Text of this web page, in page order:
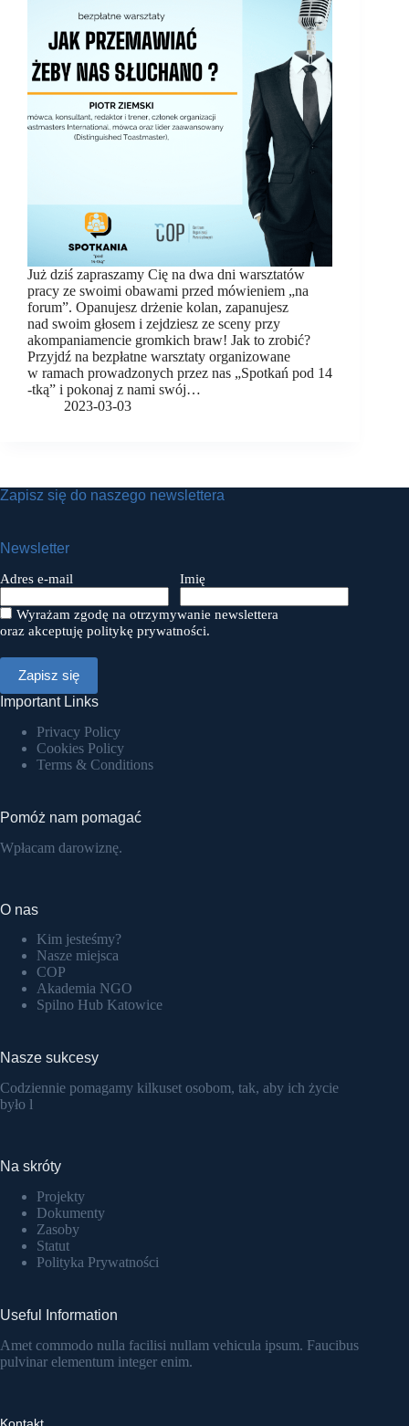
Już dziś zapraszamy Cię na dwa dni warsztatów
pracy ze swoimi obawami przed mówieniem „na
forum”. Opanujesz drżenie kolan, zapanujesz
nad swoim głosem i zejdziesz ze sceny przy
akompaniamencie gromkich braw! Jak to zrobić?
Przyjdź na bezpłatne warsztaty organizowane
w ramach prowadzonych przez nas „Spotkań pod 14
-tką” i pokonaj z nami swój…
2023-03-03
Zapisz się do naszego newslettera
Newsletter
Adres e-mail Imię
Wyrażam zgodę na otrzymywanie newslettera
oraz akceptuję politykę prywatności.
Important Links
Privacy Policy
Cookies Policy
Terms & Conditions
Pomóż nam pomagać
Wpłacam darowiznę.
O nas
Kim jesteśmy?
Nasze miejsca
COP
Akademia NGO
Spilno Hub Katowice
Nasze sukcesy
Codziennie pomagamy kilkuset osobom, tak, aby ich życie
było l
Na skróty
Projekty
Dokumenty
Zasoby
Statut
Polityka Prywatności
Useful Information
Amet commodo nulla facilisi nullam vehicula ipsum. Faucibus
pulvinar elementum integer enim.
Kontakt